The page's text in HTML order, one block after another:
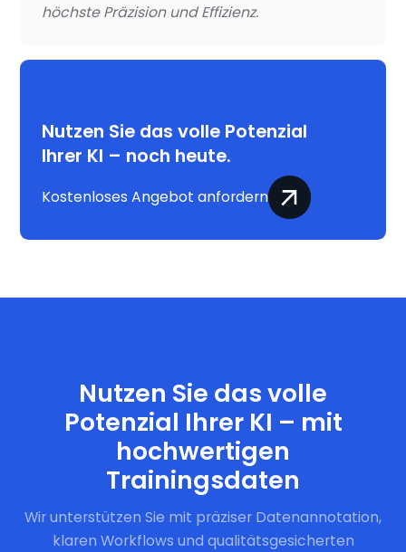
höchste Präzision und Effizienz.
Nutzen Sie das volle Potenzial
Ihrer KI – noch heute.
Kostenloses Angebot anfordern
Nutzen Sie das volle
Potenzial Ihrer KI – mit
hochwertigen
Trainingsdaten
Wir unterstützen Sie mit präziser Datenannotation,
klaren Workflows und qualitätsgesicherten